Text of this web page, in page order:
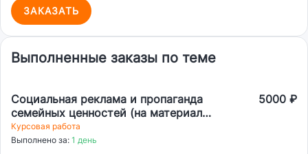
ЗАКАЗАТЬ
Выполненные заказы по теме
Социальная реклама и пропаганда
семейных ценностей (на материалах
Юга России)
5000 ₽
Курсовая работа
Выполнено за: 1 день